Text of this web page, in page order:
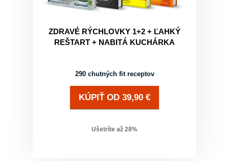
ZDRAVÉ RÝCHLOVKY 1+2 + ĽAHKÝ
REŠTART + NABITÁ KUCHÁRKA
290 chutných fit receptov
KÚPIŤOD 39,90 €
Ušetríte až 28%